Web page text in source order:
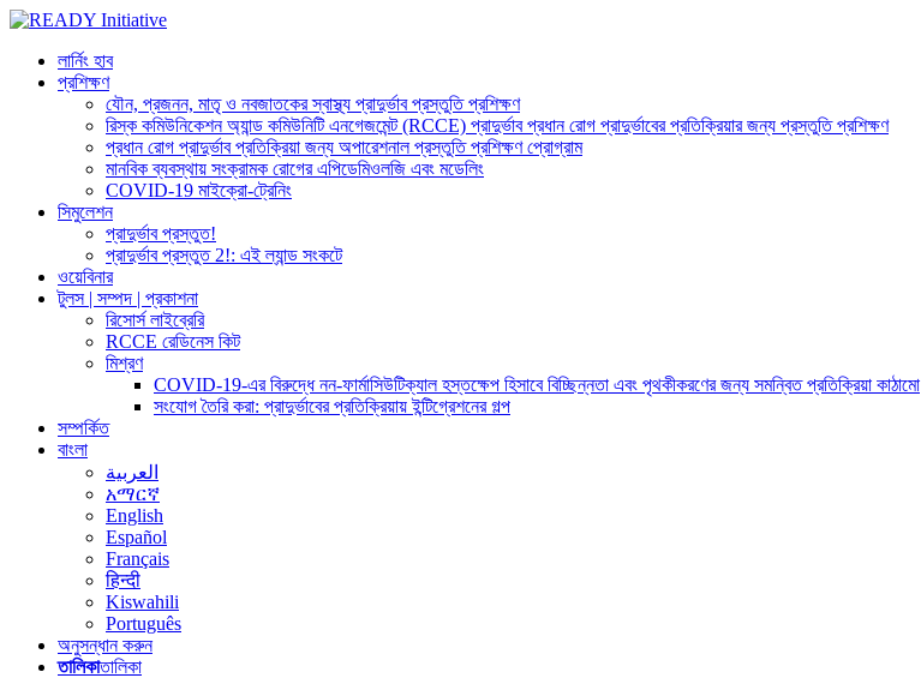
লার্নিং হাব
প্রশিক্ষণ
যৌন, প্রজনন, মাতৃ ও নবজাতকের স্বাস্থ্য প্রাদুর্ভাব প্রস্তুতি প্রশিক্ষণ
রিস্ক কমিউনিকেশন অ্যান্ড কমিউনিটি এনগেজমেন্ট (RCCE) প্রাদুর্ভাব প্রধান রোগ প্রাদুর্ভাবের প্রতিক্রিয়ার জন্য প্রস্তুতি প্রশিক্ষণ
প্রধান রোগ প্রাদুর্ভাব প্রতিক্রিয়া জন্য অপারেশনাল প্রস্তুতি প্রশিক্ষণ প্রোগ্রাম
মানবিক ব্যবস্থায় সংক্রামক রোগের এপিডেমিওলজি এবং মডেলিং
COVID-19 মাইক্রো-ট্রেনিং
সিমুলেশন
প্রাদুর্ভাব প্রস্তুত!
প্রাদুর্ভাব প্রস্তুত 2!: এই ল্যান্ড সংকটে
ওয়েবিনার
টুলস | সম্পদ | প্রকাশনা
রিসোর্স লাইব্রেরি
RCCE রেডিনেস কিট
মিশ্রণ
COVID-19-এর বিরুদ্ধে নন-ফার্মাসিউটিক্যাল হস্তক্ষেপ হিসাবে বিচ্ছিন্নতা এবং পৃথকীকরণের জন্য সমন্বিত প্রতিক্রিয়া কাঠামো
সংযোগ তৈরি করা: প্রাদুর্ভাবের প্রতিক্রিয়ায় ইন্টিগ্রেশনের গল্প
সম্পর্কিত
বাংলা
العربية
አማርኛ
English
Español
Français
हिन्दी
Kiswahili
Português
অনুসন্ধান করুন
তালিকাতালিকা